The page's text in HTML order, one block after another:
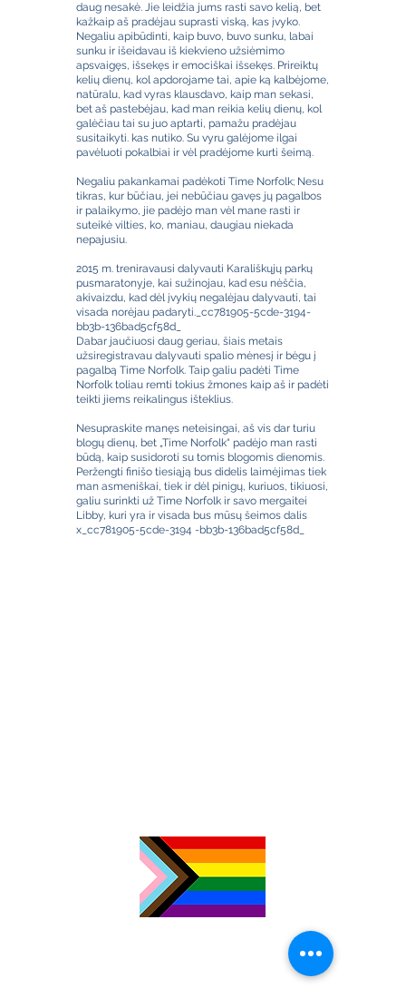
daug nesakė. Jie leidžia jums rasti savo kelią, bet
kažkaip aš pradėjau suprasti viską, kas įvyko.
Negaliu apibūdinti, kaip buvo, buvo sunku, labai
sunku ir išeidavau iš kiekvieno užsiėmimo
apsvaigęs, išsekęs ir emociškai išsekęs. Prireiktų
kelių dienų, kol apdorojame tai, apie ką kalbėjome,
natūralu, kad vyras klausdavo, kaip man sekasi,
bet aš pastebėjau, kad man reikia kelių dienų, kol
galėčiau tai su juo aptarti, pamažu pradėjau
susitaikyti. kas nutiko. Su vyru galėjome ilgai
pavėluoti pokalbiai ir vėl pradėjome kurti šeimą.
Negaliu pakankamai padėkoti Time Norfolk; Nesu
tikras, kur būčiau, jei nebūčiau gavęs jų pagalbos
ir palaikymo, jie padėjo man vėl mane rasti ir
suteikė vilties, ko, maniau, daugiau niekada
nepajusiu.
2015 m. treniravausi dalyvauti Karališkųjų parkų
pusmaratonyje, kai sužinojau, kad esu nėščia,
akivaizdu, kad dėl įvykių negalėjau dalyvauti, tai
visada norėjau padaryti._cc781905-5cde-3194-
bb3b-136bad5cf58d_
Dabar jaučiuosi daug geriau, šiais metais
užsiregistravau dalyvauti spalio mėnesį ir bėgu į
pagalbą Time Norfolk. Taip galiu padėti Time
Norfolk toliau remti tokius žmones kaip aš ir padėti
teikti jiems reikalingus išteklius.
Nesupraskite manęs neteisingai, aš vis dar turiu
blogų dienų, bet „Time Norfolk“ padėjo man rasti
būdą, kaip susidoroti su tomis blogomis dienomis.
Peržengti finišo tiesiąją bus didelis laimėjimas tiek
man asmeniškai, tiek ir dėl pinigų, kuriuos, tikiuosi,
galiu surinkti už Time Norfolk ir savo mergaitei
Libby, kuri yra ir visada bus mūsų šeimos dalis
x_cc781905-5cde-3194 -bb3b-136bad5cf58d_
Cookies